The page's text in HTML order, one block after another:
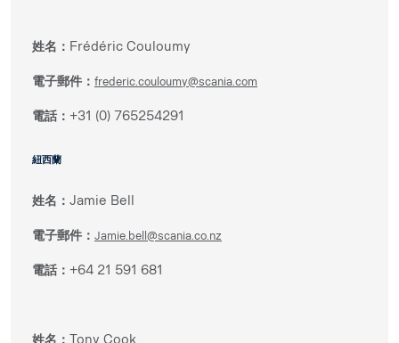
姓名： Frédéric Couloumy
電子郵件： frederic.couloumy@scania.com
電話： +31 (0) 765254291
紐西蘭
姓名： Jamie Bell
電子郵件： Jamie.bell@scania.co.nz
電話： +64 21 591 681
姓名： Tony Cook